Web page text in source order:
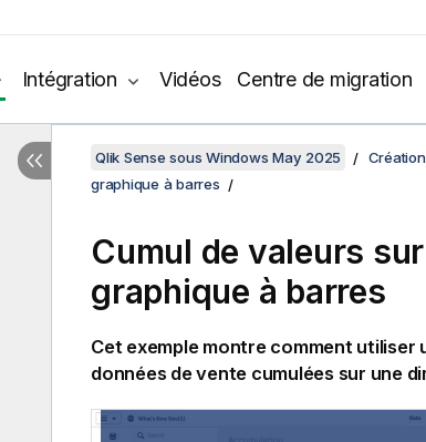
Intégration Vidéos Centre de migration
Qlik Sense sous Windows May 2025 Création
graphique à barres
Cumul de valeurs
graphique à barres
Cet exemple montre comment utiliser
données de vente cumulées sur une